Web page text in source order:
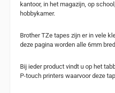
kantoor, in het magazijn, op
hobbykamer.
Brother TZe tapes zijn er in vele
deze pagina worden alle 6mm
Bij ieder product vindt u op het
P-touch printers waarvoor deze